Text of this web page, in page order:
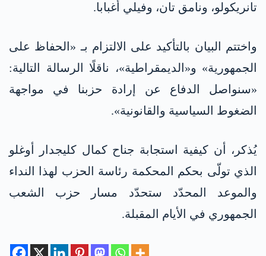
تانريكولو، ونامق تان، وفيلي أغبابا.
واختتم البيان بالتأكيد على الالتزام بـ «الحفاظ على
الجمهورية» و«الديمقراطية»، ناقلًا الرسالة التالية:
«سنواصل الدفاع عن إرادة حزبنا في مواجهة
الضغوط السياسية والقانونية».
يُذكر، أن كيفية استجابة جناح كمال كليجدار أوغلو
الذي تولّى بحكم المحكمة رئاسة الحزب لهذا النداء
والموعد المحدّد ستحدّد مسار حزب الشعب
الجمهوري في الأيام المقبلة.